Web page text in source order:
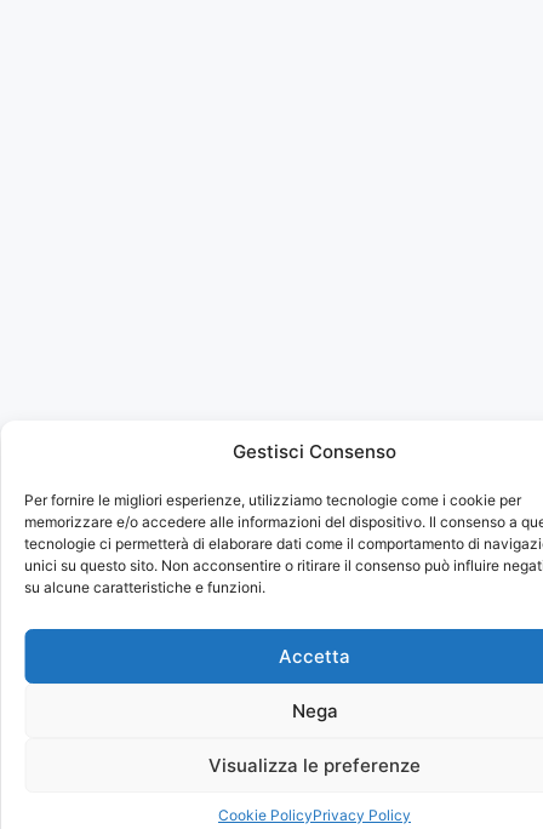
Gestisci Consenso
Per fornire le migliori esperienze, utilizziamo tecnologie come i cookie per
memorizzare e/o accedere alle informazioni del dispositivo. Il consenso a
tecnologie ci permetterà di elaborare dati come il comportamento di
unici su questo sito. Non acconsentire o ritirare il consenso può influire
su alcune caratteristiche e funzioni.
Accetta
Nega
Visualizza le preferenze
Cookie PolicyPrivacy Policy